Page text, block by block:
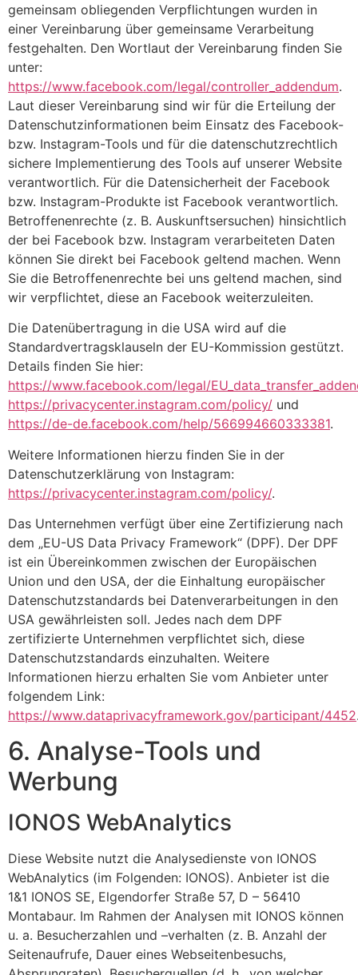
gemeinsam obliegenden Verpflichtungen wurden in
einer Vereinbarung über gemeinsame Verarbeitung
festgehalten. Den Wortlaut der Vereinbarung finden Sie
unter:
https://www.facebook.com/legal/controller_addendum.
Laut dieser Vereinbarung sind wir für die Erteilung der
Datenschutzinformationen beim Einsatz des Facebook-
bzw. Instagram-Tools und für die datenschutzrechtlich
sichere Implementierung des Tools auf unserer Website
verantwortlich. Für die Datensicherheit der Facebook
bzw. Instagram-Produkte ist Facebook verantwortlich.
Betroffenenrechte (z. B. Auskunftsersuchen) hinsichtlich
der bei Facebook bzw. Instagram verarbeiteten Daten
können Sie direkt bei Facebook geltend machen. Wenn
Sie die Betroffenenrechte bei uns geltend machen, sind
wir verpflichtet, diese an Facebook weiterzuleiten.
Die Datenübertragung in die USA wird auf die
Standardvertragsklauseln der EU-Kommission gestützt.
Details finden Sie hier:
https://www.facebook.com/legal/
https://privacycenter.instagram.com/policy/ und
https://de-de.facebook.com/help/566994660333381.
Weitere Informationen hierzu finden Sie in der
Datenschutzerklärung von Instagram:
https://privacycenter.instagram.com/policy/.
Das Unternehmen verfügt über eine Zertifizierung nach
dem „EU-US Data Privacy Framework“ (DPF). Der DPF
ist ein Übereinkommen zwischen der Europäischen
Union und den USA, der die Einhaltung europäischer
Datenschutzstandards bei Datenverarbeitungen in den
USA gewährleisten soll. Jedes nach dem DPF
zertifizierte Unternehmen verpflichtet sich, diese
Datenschutzstandards einzuhalten. Weitere
Informationen hierzu erhalten Sie vom Anbieter unter
folgendem Link:
https://www.dataprivacyframework.gov/participant/4452
6. Analyse-Tools und
Werbung
IONOS WebAnalytics
Diese Website nutzt die Analysedienste von IONOS
WebAnalytics (im Folgenden: IONOS). Anbieter ist die
1&1 IONOS SE, Elgendorfer Straße 57, D – 56410
Montabaur. Im Rahmen der Analysen mit IONOS können
u. a. Besucherzahlen und –verhalten (z. B. Anzahl der
Seitenaufrufe, Dauer eines Webseitenbesuchs,